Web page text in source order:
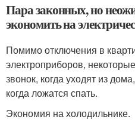
Пара законных, но
экономить на
Помимо отключения в
электроприборов,
звонок, когда уходят из
когда ложатся спать.
Экономия на холодильнике.